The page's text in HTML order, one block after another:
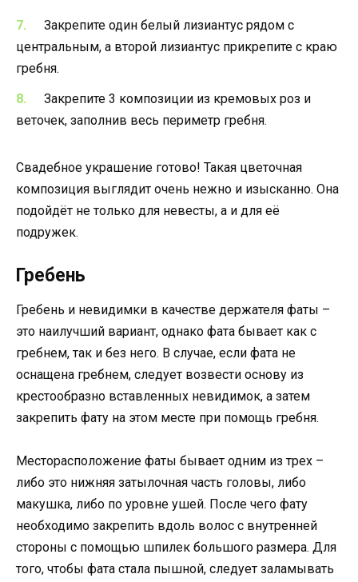
Закрепите один белый лизиантус рядом с
центральным, а второй лизиантус прикрепите с краю
гребня.
Закрепите 3 композиции из кремовых роз и
веточек, заполнив весь периметр гребня.
Свадебное украшение готово! Такая цветочная
композиция выглядит очень нежно и изысканно. Она
подойдёт не только для невесты, а и для её
подружек.
Гребень
Гребень и невидимки в качестве держателя фаты –
это наилучший вариант, однако фата бывает как с
гребнем, так и без него. В случае, если фата не
оснащена гребнем, следует возвести основу из
крестообразно вставленных невидимок, а затем
закрепить фату на этом месте при помощь гребня.
Месторасположение фаты бывает одним из трех –
либо это нижняя затылочная часть головы, либо
макушка, либо по уровне ушей. После чего фату
необходимо закрепить вдоль волос с внутренней
стороны с помощью шпилек большого размера. Для
того, чтобы фата стала пышной, следует заламывать